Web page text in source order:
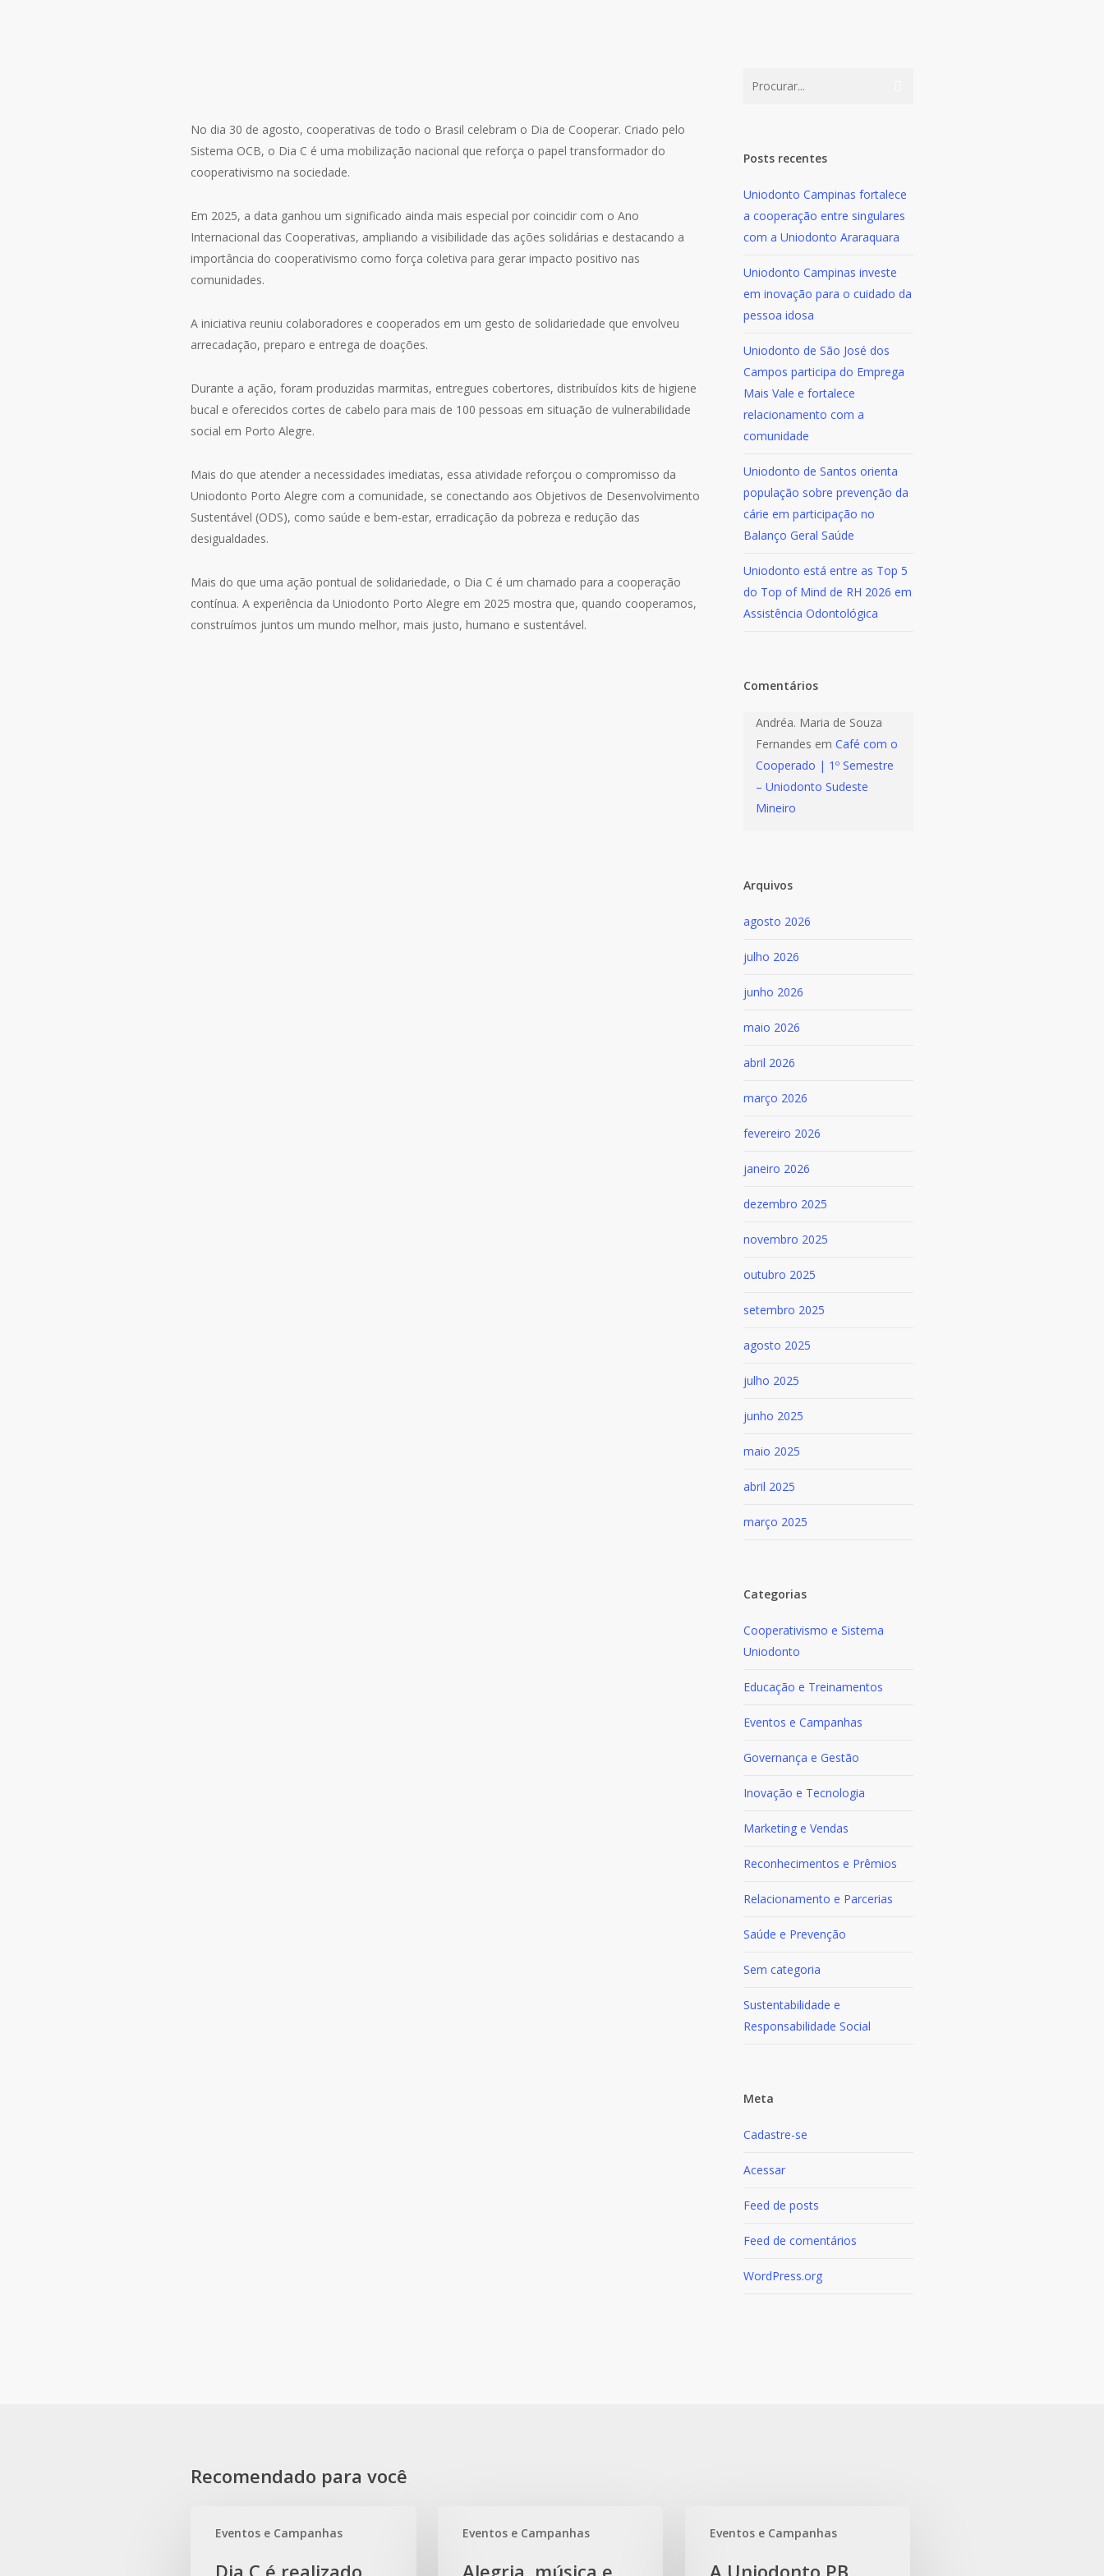
No dia 30 de agosto, cooperativas de todo o Brasil celebram o Dia de Cooperar. Criado pelo
Sistema OCB, o Dia C é uma mobilização nacional que reforça o papel transformador do
cooperativismo na sociedade.
Em 2025, a data ganhou um significado ainda mais especial por coincidir com o Ano
Internacional das Cooperativas, ampliando a visibilidade das ações solidárias e destacando a
importância do cooperativismo como força coletiva para gerar impacto positivo nas
comunidades.
A iniciativa reuniu colaboradores e cooperados em um gesto de solidariedade que envolveu
arrecadação, preparo e entrega de doações.
Durante a ação, foram produzidas marmitas, entregues cobertores, distribuídos kits de higiene
bucal e oferecidos cortes de cabelo para mais de 100 pessoas em situação de vulnerabilidade
social em Porto Alegre.
Mais do que atender a necessidades imediatas, essa atividade reforçou o compromisso da
Uniodonto Porto Alegre com a comunidade, se conectando aos Objetivos de Desenvolvimento
Sustentável (ODS), como saúde e bem-estar, erradicação da pobreza e redução das
desigualdades.
Mais do que uma ação pontual de solidariedade, o Dia C é um chamado para a cooperação
contínua. A experiência da Uniodonto Porto Alegre em 2025 mostra que, quando cooperamos,
construímos juntos um mundo melhor, mais justo, humano e sustentável.
Posts recentes
Uniodonto Campinas fortalece
a cooperação entre singulares
com a Uniodonto Araraquara
Uniodonto Campinas investe
em inovação para o cuidado da
pessoa idosa
Uniodonto de São José dos
Campos participa do Emprega
Mais Vale e fortalece
relacionamento com a
comunidade
Uniodonto de Santos orienta
população sobre prevenção da
cárie em participação no
Balanço Geral Saúde
Uniodonto está entre as Top 5
do Top of Mind de RH 2026 em
Assistência Odontológica
Comentários
Andréa. Maria de Souza
Fernandes emCafé com o
Cooperado | 1º Semestre
– Uniodonto Sudeste
Mineiro
Arquivos
agosto 2026
julho 2026
junho 2026
maio 2026
abril 2026
março 2026
fevereiro 2026
janeiro 2026
dezembro 2025
novembro 2025
outubro 2025
setembro 2025
agosto 2025
julho 2025
junho 2025
maio 2025
abril 2025
março 2025
Categorias
Cooperativismo e Sistema
Uniodonto
Educação e Treinamentos
Eventos e Campanhas
Governança e Gestão
Inovação e Tecnologia
Marketing e Vendas
Reconhecimentos e Prêmios
Relacionamento e Parcerias
Saúde e Prevenção
Sem categoria
Sustentabilidade e
Responsabilidade Social
Meta
Cadastre-se
Acessar
Feed de posts
Feed de comentários
WordPress.org
Recomendado para você
Eventos e Campanhas Eventos e Campanhas
música
Eventos e Campanhas
Uniodonto